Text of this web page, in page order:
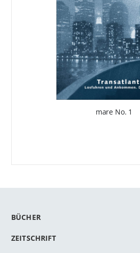
mare No. 1
BÜCHER
ZEITSCHRIFT